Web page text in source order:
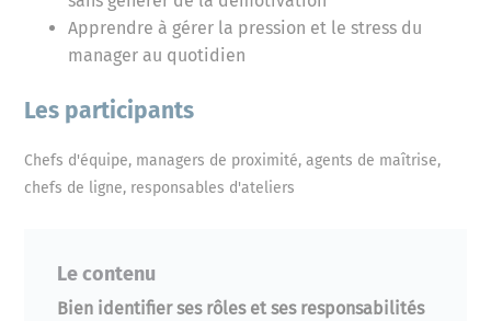
Apprendre à gérer la pression et le stress du
manager au quotidien
Les participants
Chefs d'équipe, managers de proximité, agents de maîtrise,
chefs de ligne, responsables d'ateliers
Le contenu
Bien identifier ses rôles et ses responsabilités